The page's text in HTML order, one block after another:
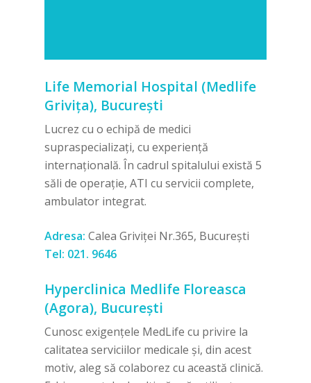
Life Memorial Hospital (Medlife
Grivița), București
Lucrez cu o echipă de medici
supraspecializați, cu experiență
internațională. În cadrul spitalului există 5
săli de operație, ATI cu servicii complete,
ambulator integrat.
Adresa:Calea Griviței Nr.365, București
Tel: 021. 9646
Hyperclinica Medlife Floreasca
(Agora), București
Cunosc exigențele MedLife cu privire la
calitatea serviciilor medicale și, din acest
motiv, aleg să colaborez cu această clinică.